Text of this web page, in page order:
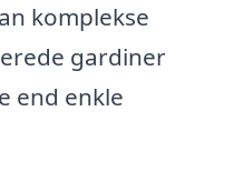
komplekse
gardiner
end enkle